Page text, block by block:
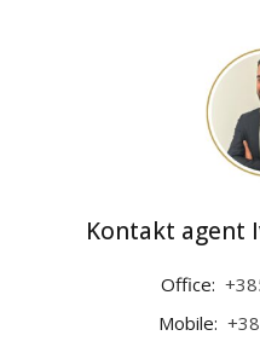
Kontakt agent
Office:
Mobile: